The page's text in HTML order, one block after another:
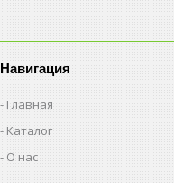
Навигация
Главная
Каталог
О нас